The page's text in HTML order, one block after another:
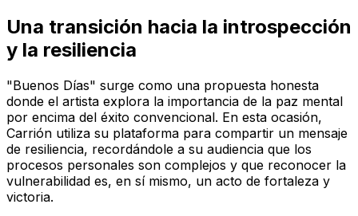
Una transición hacia la introspección
y la resiliencia
"Buenos Días" surge como una propuesta honesta
donde el artista explora la importancia de la paz mental
por encima del éxito convencional. En esta ocasión,
Carrión utiliza su plataforma para compartir un mensaje
de resiliencia, recordándole a su audiencia que los
procesos personales son complejos y que reconocer la
vulnerabilidad es, en sí mismo, un acto de fortaleza y
victoria.